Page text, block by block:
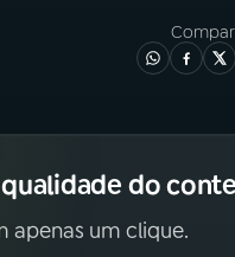
do
apenas um clique.